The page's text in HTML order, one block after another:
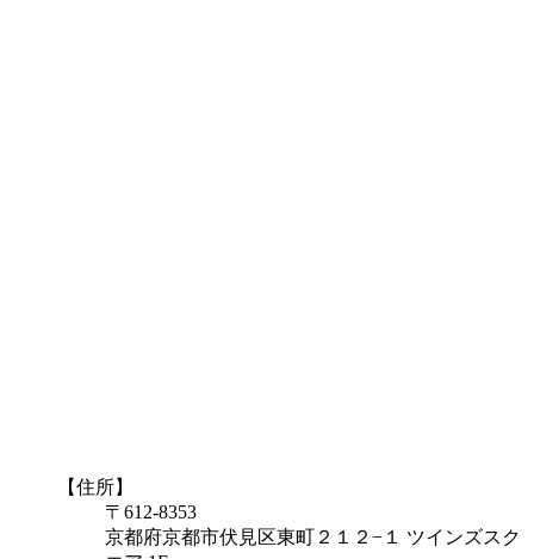
【住所】
〒612-8353
京都府京都市伏見区東町２１２−１ ツインズスク